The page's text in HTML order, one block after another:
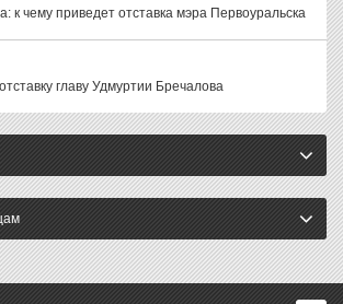
к чему приведет отставка мэра Первоуральска
главу Удмуртии Бречалова